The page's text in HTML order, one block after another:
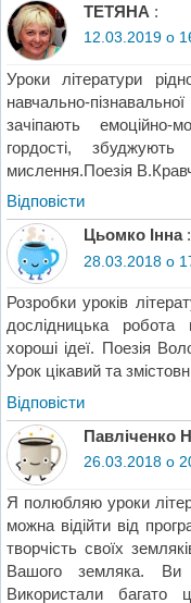
ТЕТЯНА :
12.03.2019 о
Уроки літератури
навчально-
зачіпають
гордості,
мислення.Поезія
Відповіcти
Цьомко Інна :
28.03.2018 о
Розробки уроків
дослідницька
хороші ідеї. Поезія
Урок цікавий та
Відповіcти
Павліченко
26.03.2018 о
Я полюбляю уроки
можна відійти від
творчість своїх
Вашого земляка. Ви
Використали багато